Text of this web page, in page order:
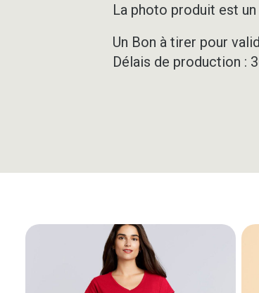
La photo produit est
Un Bon à tirer pour
Délais de production :